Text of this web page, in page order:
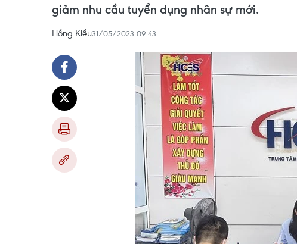
giảm nhu cầu tuyển dụng nhân sự mới.
Hồng Kiều31/05/2023 09:43